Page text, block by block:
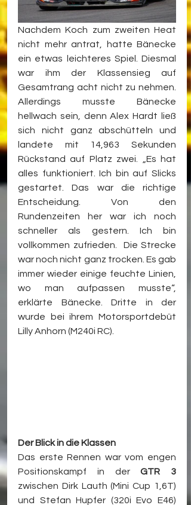
Nachdem Koch zum zweiten Heat
nicht mehr antrat, hatte Bänecke
ein etwas leichteres Spiel. Diesmal
war ihm der Klassensieg auf
Gesamtrang acht nicht zu nehmen.
Allerdings musste Bänecke
hellwach sein, denn Alex Hardt ließ
sich nicht ganz abschütteln und
landete mit 14,963 Sekunden
Rückstand auf Platz zwei. „Es hat
alles funktioniert. Ich bin auf Slicks
gestartet. Das war die richtige
Entscheidung. Von den
Rundenzeiten her war ich noch
schneller als gestern. Ich bin
vollkommen zufrieden.  Die Strecke
war noch nicht ganz trocken. Es gab
immer wieder einige feuchte Linien,
wo man aufpassen musste“,
erklärte Bänecke. Dritte in der
wurde bei ihrem Motorsportdebüt
Lilly Anhorn (M240i RC).
Der Blick in die Klassen
Das erste Rennen war vom engen
Positionskampf in der GTR 3
zwischen Dirk Lauth (Mini Cup 1,6T)
und Stefan Hupfer (320i Evo E46)